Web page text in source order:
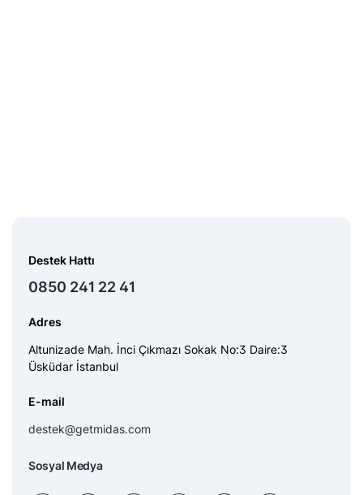
Destek Hattı
0850 241 22 41
Adres
Altunizade Mah. İnci Çıkmazı Sokak No:3 Daire:3
Üsküdar İstanbul
E-mail
destek@getmidas.com
Sosyal Medya